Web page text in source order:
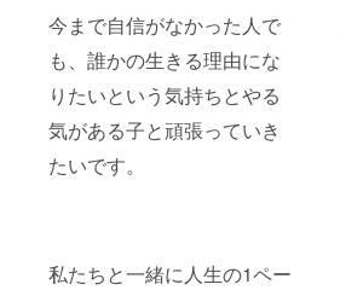
今まで自信がなかった人で
も、誰かの生きる理由にな
りたいという気持ちとやる
気がある子と頑張っていき
たいです。
私たちと一緒に人生の1ペー